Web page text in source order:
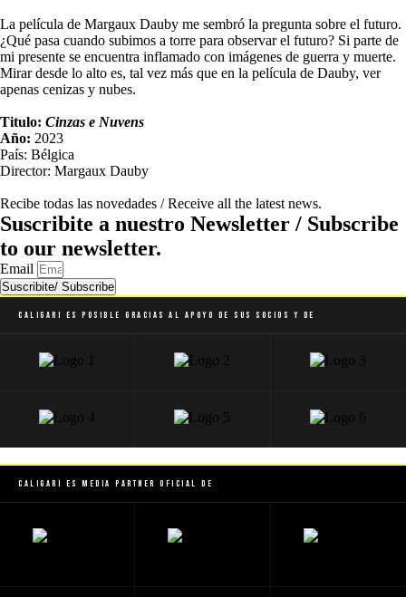
La película de Margaux Dauby me sembró la pregunta sobre el futuro.
¿Qué pasa cuando subimos a torre para observar el futuro? Si parte de
mi presente se encuentra inflamado con imágenes de guerra y muerte.
Mirar desde lo alto es, tal vez más que en la película de Dauby, ver
apenas cenizas y nubes.
Titulo: Cinzas e Nuvens
Año: 2023
País: Bélgica
Director: Margaux Dauby
Recibe todas las novedades / Receive all the latest news.
Suscribite a nuestro Newsletter / Subscribe
to our newsletter.
Email
Suscribite/ Subscribe
Caligari es posible gracias al apoyo de sus socios y de
Caligari es Media Partner Oficial de